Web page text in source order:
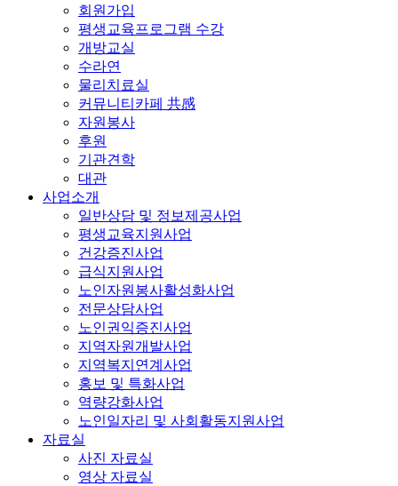
회원가입
평생교육프로그램 수강
개방교실
수라연
물리치료실
커뮤니티카페 共感
자원봉사
후원
기관견학
대관
사업소개
일반상담 및 정보제공사업
평생교육지원사업
건강증진사업
급식지원사업
노인자원봉사활성화사업
전문상담사업
노인권익증진사업
지역자원개발사업
지역복지연계사업
홍보 및 특화사업
역량강화사업
노인일자리 및 사회활동지원사업
자료실
사진 자료실
영상 자료실